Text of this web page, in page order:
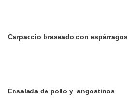
Carpaccio braseado con espárragos
Ensalada de pollo y langostinos